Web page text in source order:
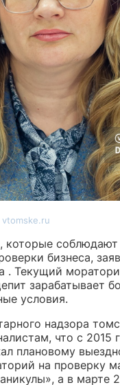
соблюдают
бизнеса,
. Текущий
зарабатывает
условия.
надзора
что с 2015
плановому
на проверку
а в марте